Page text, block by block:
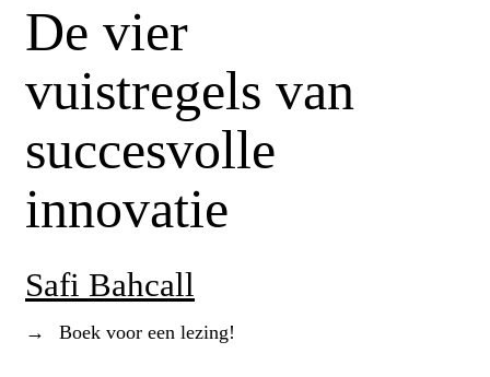
De vier
vuistregels van
succesvolle
innovatie
Safi Bahcall
→ Boek voor een lezing!